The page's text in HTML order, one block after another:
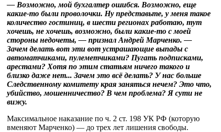
— Возможно, мой бухгалтер ошибся. Возможно, еще
какие-то были проволочки. Ну представьте, у меня такое
количество гостиниц, в шести регионах работаю, тут
хочешь, не хочешь, возможно, были какие-то с моей
стороны недочеты, — признал Андрей Марченко. —
Зачем делать вот эти вот устрашающие выпады с
автоматчиками, пулеметчиками? Пугать подписками,
арестами? Хотя по этим статьям ничего такого и
близко даже нет... Зачем это всё делать? У нас больше
Следственному комитету края заняться нечем? Это что,
убийство, мошенничество? В чем проблема? Я сути не
вижу.
Максимальное наказание по ч. 2 ст. 198 УК РФ (которую
вменяют Марченко) — до трех лет лишения свободы.